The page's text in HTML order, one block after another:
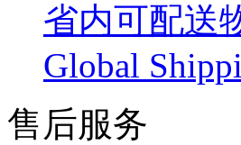
省内可配送
Global
售后服务